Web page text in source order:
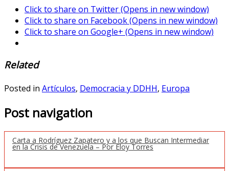
Click to share on Twitter (Opens in new window)
Click to share on Facebook (Opens in new window)
Click to share on Google+ (Opens in new window)
Related
Posted in Artículos, Democracia y DDHH, Europa
Post navigation
Carta a Rodríguez Zapatero y a los que Buscan Intermediar
en la Crisis de Venezuela – Por Eloy Torres